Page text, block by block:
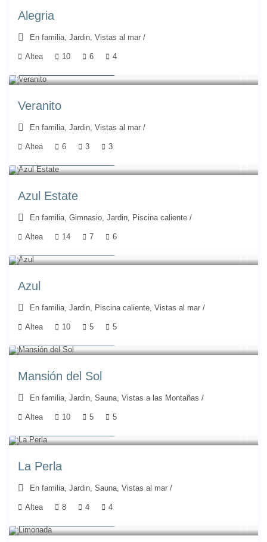
Alegria
En familia,Jardin,Vistas al mar /
Altea 10 6 4
Veranito
En familia,Jardin,Vistas al mar /
Altea 6 3 3
Azul Estate
En familia,Gimnasio,Jardin, Piscina caliente /
Altea 14 7 6
Azul
En familia,Jardin, Piscina caliente,Vistas al mar /
Altea 10 5 5
Mansión del Sol
En familia,Jardin,Sauna,Vistas a las Montañas /
Altea 10 5 5
La Perla
En familia,Jardin,Sauna,Vistas al mar /
Altea 8 4 4